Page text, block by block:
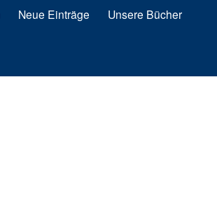
Neue Einträge Unsere Bücher